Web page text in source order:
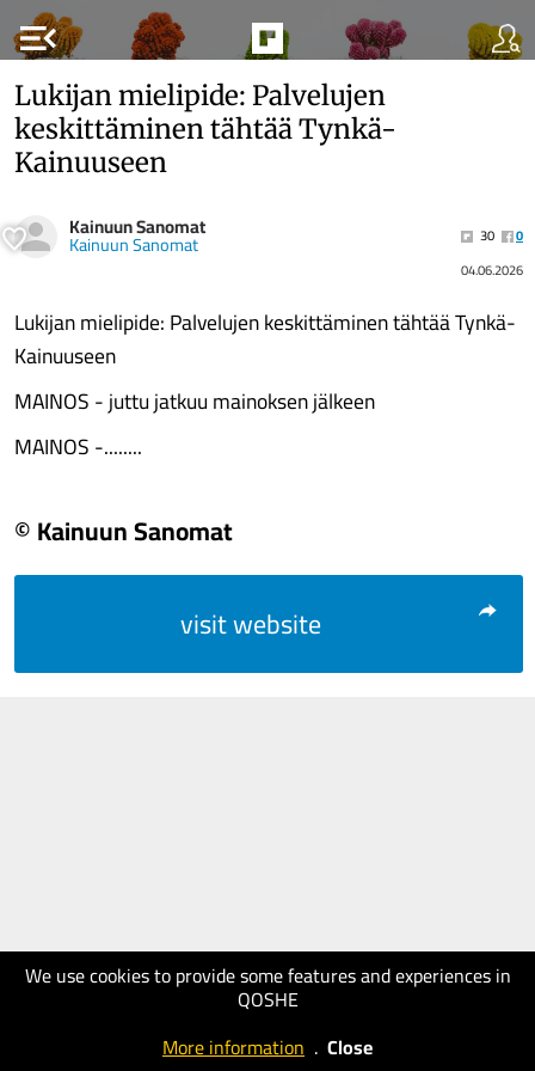
menu_open
We use cookies to provide some features and experiences in
QOSHE
More information . Close
Lukijan mielipide: Palvelujen
keskittäminen tähtää Tynkä-
Kainuuseen
Kainuun Sanomat
Kainuun Sanomat 30
0
04.06.2026
Lukijan mielipide: Palvelujen keskittäminen tähtää Tynkä-
Kainuuseen
MAINOS - juttu jatkuu mainoksen jälkeen
MAINOS -........
© Kainuun Sanomat
visit website